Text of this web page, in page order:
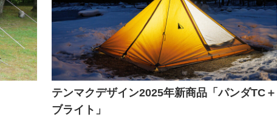
テンマクデザイン2025年新商品「パンダTC＋
ブライト」